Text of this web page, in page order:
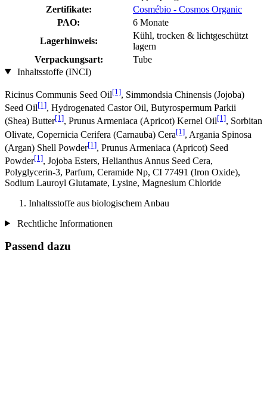
Zertifikate:
Cosmébio - Cosmos Organic
PAO:
6 Monate
Lagerhinweis:
Kühl, trocken & lichtgeschützt
lagern
Verpackungsart:
Tube
Inhaltsstoffe (INCI)
Ricinus Communis Seed Oil[1], Simmondsia Chinensis (Jojoba)
Seed Oil[1], Hydrogenated Castor Oil, Butyrospermum Parkii
(Shea) Butter[1], Prunus Armeniaca (Apricot) Kernel Oil[1], Sorbitan
Olivate, Copernicia Cerifera (Carnauba) Cera[1], Argania Spinosa
(Argan) Shell Powder[1], Prunus Armeniaca (Apricot) Seed
Powder[1], Jojoba Esters, Helianthus Annus Seed Cera,
Polyglycerin-3, Parfum, Ceramide Np, CI 77491 (Iron Oxide),
Sodium Lauroyl Glutamate, Lysine, Magnesium Chloride
Inhaltsstoffe aus biologischem Anbau
Rechtliche Informationen
Passend dazu